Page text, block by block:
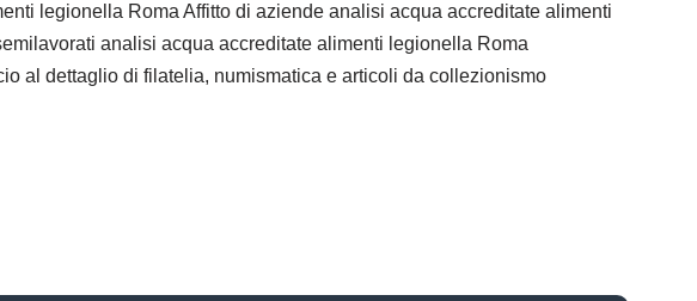
legionella Roma Affitto di aziende analisi acqua accreditate alimenti
analisi acqua accreditate alimenti legionella Roma
al dettaglio di filatelia, numismatica e articoli da collezionismo